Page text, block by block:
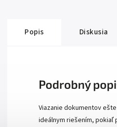
Popis Diskusia
Podrobný
Viazanie dokumentov
ideálnym riešením,